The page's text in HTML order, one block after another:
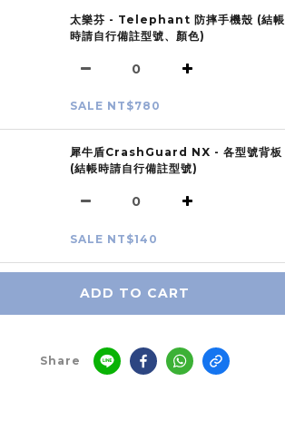
太樂芬 - Telephant 防摔手機殼 (結帳
時請自行備註型號、顏色)
SALE NT$780
犀牛盾CrashGuard NX - 各型號背板
(結帳時請自行備註型號)
SALE NT$140
ADD TO CART
Share